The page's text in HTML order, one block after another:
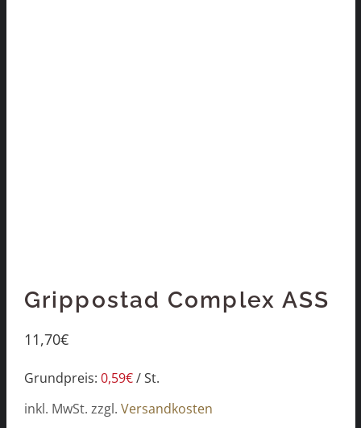
Grippostad Complex ASS
11,70€
Grundpreis: 0,59€/St.
inkl. MwSt. zzgl. Versandkosten